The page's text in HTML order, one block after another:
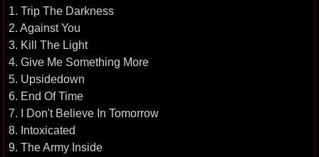
1. Trip The Darkness
2. Against You
3. Kill The Light
4. Give Me Something More
5. Upsidedown
6. End Of Time
7. I Don't Believe In Tomorrow
8. Intoxicated
9. The Army Inside